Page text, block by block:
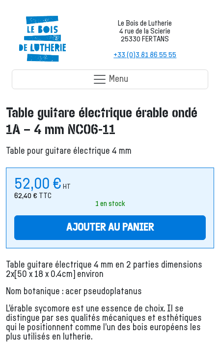
Le Bois de Lutherie
4 rue de la Scierie
25330 FERTANS
+33 (0)3 81 86 55 55
Menu
Table guitare électrique érable ondé
1A – 4 mm NC06-11
Table pour guitare électrique 4 mm
52,00 € HT
62,40 € TTC
1 en stock
AJOUTER AU PANIER
Table guitare électrique 4 mm en 2 parties dimensions
2x[50 x 18 x 0.4cm] environ
Nom botanique : acer pseudoplatanus
L’érable sycomore est une essence de choix. Il se
distingue par ses qualités mécaniques et esthétiques
qui le positionnent comme l’un des bois européens les
plus utilisés en lutherie.